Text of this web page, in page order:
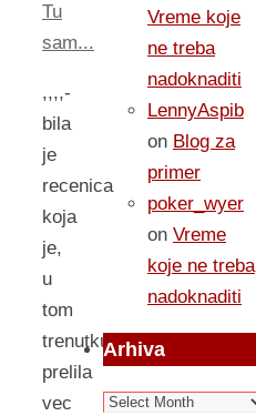
Tu
sam...
,,,,-
bila
je
recenica
koja
je,
u
tom
trenutku
prelila
vec
Vreme koje
ne treba
nadoknaditi
LennyAspib
on Blog za
primer
poker_wyer
on Vreme
koje ne treba
nadoknaditi
Arhiva
Arhiva